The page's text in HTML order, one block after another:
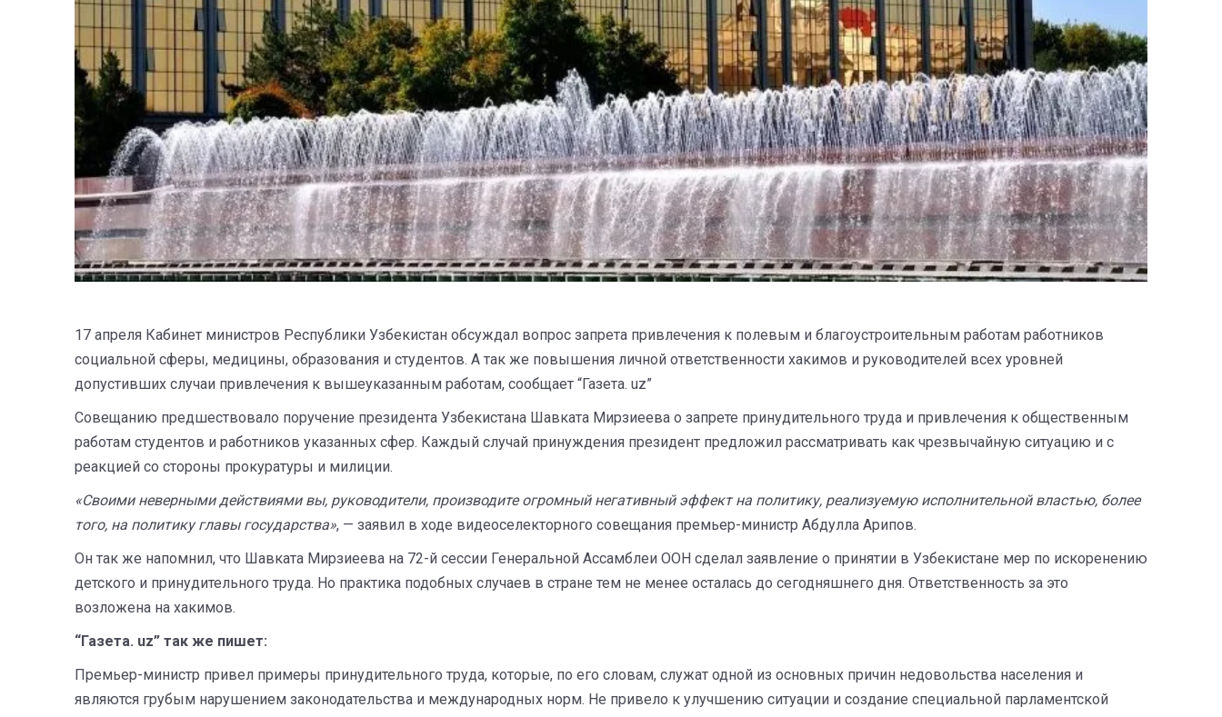
17 апреля Кабинет министров Республики Узбекистан обсуждал вопрос запрета привлечения к полевым и благоустроительным работам работников
социальной сферы, медицины, образования и студентов. А так же повышения личной ответственности хакимов и руководителей всех уровней
допустивших случаи привлечения к вышеуказанным работам, сообщает “Газета. uz”
Совещанию предшествовало поручение президента Узбекистана Шавката Мирзиеева о запрете принудительного труда и привлечения к общественным
работам студентов и работников указанных сфер. Каждый случай принуждения президент предложил рассматривать как чрезвычайную ситуацию и с
реакцией со стороны прокуратуры и милиции.
«Своими неверными действиями вы, руководители, производите огромный негативный эффект на политику, реализуемую исполнительной властью, более
того, на политику главы государства», — заявил в ходе видеоселекторного совещания премьер-министр Абдулла Арипов.
Он так же напомнил, что Шавката Мирзиеева на 72-й сессии Генеральной Ассамблеи ООН сделал заявление о принятии в Узбекистане мер по искоренению
детского и принудительного труда. Но практика подобных случаев в стране тем не менее осталась до сегодняшнего дня. Ответственность за это
возложена на хакимов.
“Газета. uz” так же пишет:
Премьер-министр привел примеры принудительного труда, которые, по его словам, служат одной из основных причин недовольства населения и
являются грубым нарушением законодательства и международных норм. Не привело к улучшению ситуации и создание специальной парламентской